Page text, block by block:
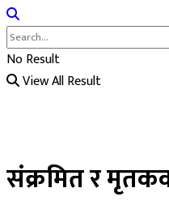
No Result
View All Result
संक्रमित र